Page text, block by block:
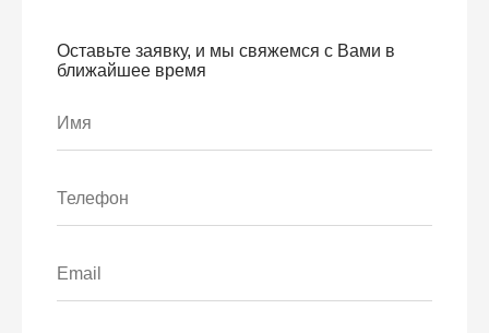
Оставьте заявку, и мы свяжемся с Вами в
ближайшее время